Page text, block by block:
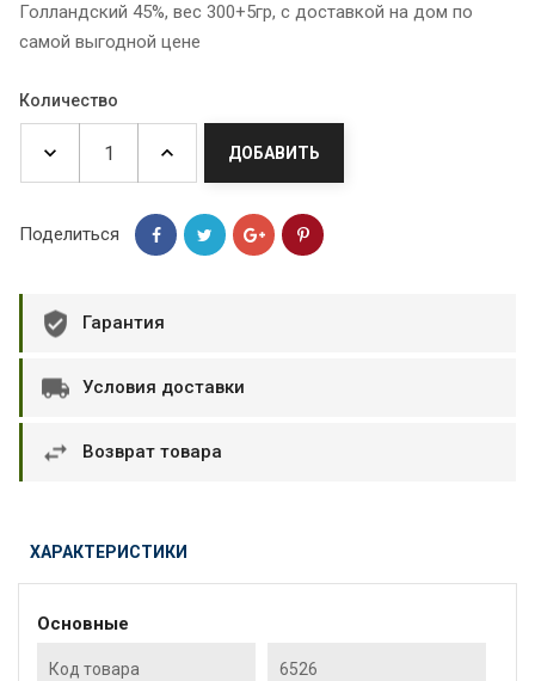
Голландский 45%, вес 300+5гр, с доставкой на дом по
самой выгодной цене
Количество
ДОБАВИТЬ
Поделиться
Гарантия
Условия доставки
Возврат товара
ХАРАКТЕРИСТИКИ
Основные
Код товара 6526